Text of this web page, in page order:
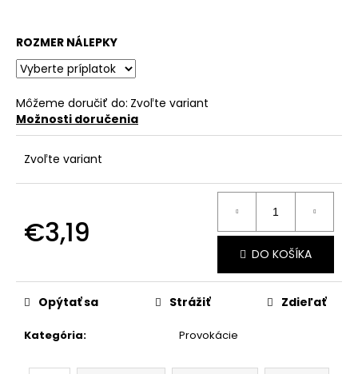
ROZMER NÁLEPKY
Môžeme doručiť do: Zvoľte variant
Možnosti doručenia
Zvoľte variant
€3,19
DO KOŠÍKA
Kategória: Provokácie
Opýtať sa Strážiť Zdieľať
č
a
m